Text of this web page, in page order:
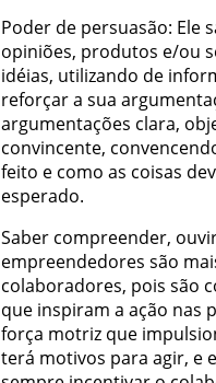
Poder de persuasão: Ele
opiniões, produtos e/ou
idéias, utilizando de
reforçar a sua
argumentações clara,
convincente,
feito e como as coisas
esperado.
Saber compreender,
empreendedores são
colaboradores, pois são
que inspiram a ação nas
força motriz que
terá motivos para agir, e